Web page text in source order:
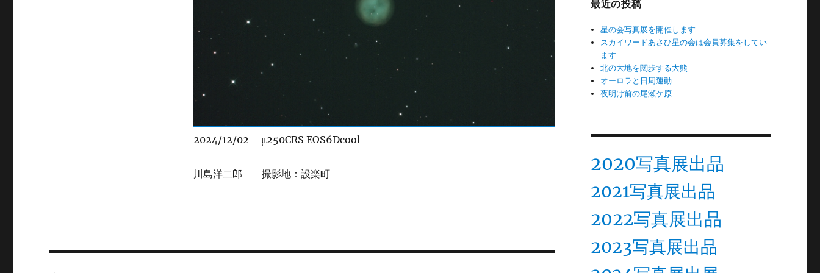
2024/12/02 μ250CRS EOS6Dcool
川島洋二郎 撮影地：設楽町
最近の投稿
星の会写真展を開催します
スカイワードあさひ星の会は会員募集をしてい
ます
北の大地を闊歩する大熊
オーロラと日周運動
夜明け前の尾瀬ケ原
2020写真展出品
2021写真展出品
2022写真展出品
2023写真展出品